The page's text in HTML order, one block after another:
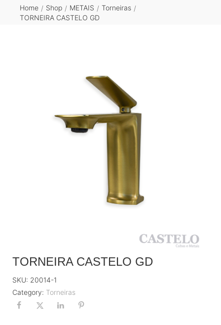
Home / Shop / METAIS / Torneiras /
TORNEIRA CASTELO GD
TORNEIRA CASTELO GD
SKU: 20014-1
Category: Torneiras